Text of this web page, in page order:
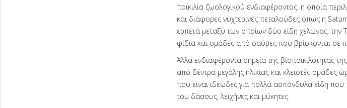
ποικιλία ζωολογικού ενδιαφέροντος, η οποία
και διάφορες νυχτερινές πεταλούδες όπως η
ερπετά μεταξύ των οποίων δύο είδη χελώνας,
φίδια και ομάδες από σαύρες που βρίσκονται σε
Άλλα ενδιαφέροντα σημεία της βιοποικιλότητας
από δέντρα μεγάλης ηλικίας και κλειστές ομάδες
που είναι ιδεώδες για πολλά ασπόνδυλα είδη
του δάσους, λειχήνες και μύκητες.